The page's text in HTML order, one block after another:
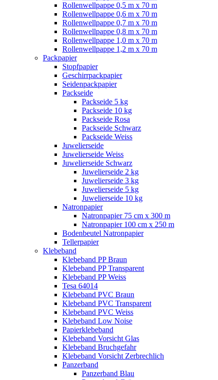
Rollenwellpappe 0,5 m x 70 m
Rollenwellpappe 0,6 m x 70 m
Rollenwellpappe 0,7 m x 70 m
Rollenwellpappe 0,8 m x 70 m
Rollenwellpappe 1,0 m x 70 m
Rollenwellpappe 1,2 m x 70 m
Packpapier
Stopfpapier
Geschirrpackpapier
Seidenpackpapier
Packseide
Packseide 5 kg
Packseide 10 kg
Packseide Rosa
Packseide Schwarz
Packseide Weiss
Juwelierseide
Juwelierseide Weiss
Juwelierseide Schwarz
Juwelierseide 2 kg
Juwelierseide 3 kg
Juwelierseide 5 kg
Juwelierseide 10 kg
Natronpapier
Natronpapier 75 cm x 300 m
Natronpapier 100 cm x 250 m
Bodenbeutel Natronpapier
Tellerpapier
Klebeband
Klebeband PP Braun
Klebeband PP Transparent
Klebeband PP Weiss
Tesa 64014
Klebeband PVC Braun
Klebeband PVC Transparent
Klebeband PVC Weiss
Klebeband Low Noise
Papierklebeband
Klebeband Vorsicht Glas
Klebeband Bruchgefahr
Klebeband Vorsicht Zerbrechlich
Panzerband
Panzerband Blau